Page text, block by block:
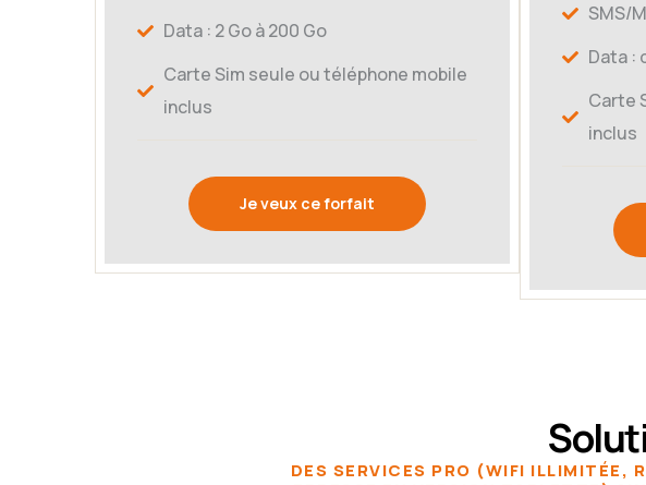
Data : 2 Go à 200 Go
Carte Sim seule ou téléphone mobile
inclus
Je veux ce forfait
SMS/
Data :
Carte
inclus
DES SERVICES PRO (WIFI ILLIMITÉE,